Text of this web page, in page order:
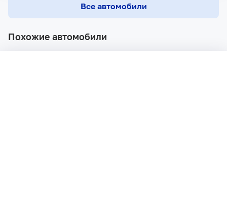
Все автомобили
Похожие автомобили